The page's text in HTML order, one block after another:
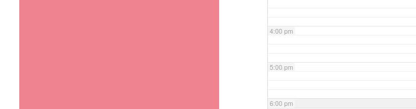
4:00 pm
5:00 pm
6:00 pm